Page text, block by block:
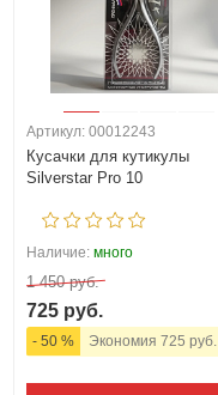
Артикул: 00012243
Кусачки для кутикулы
Silverstar Pro 10
Наличие: много
1 450 руб.
725 руб.
- 50 % Экономия 725 руб.